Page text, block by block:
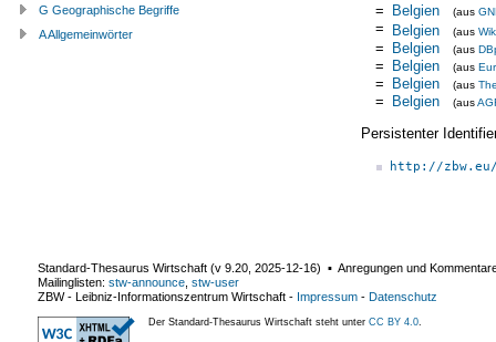
= Belgien (aus
= Belgien (aus
= Belgien (aus
= Belgien (aus
= Belgien (aus
= Belgien (aus
Persistenter
http://
G Geographische Begriffe
A Allgemeinwörter
Standard-Thesaurus Wirtschaft (v 9.20 2025-12-16) ▪ Anregungen und
Mailinglisten: stw-announce stw-user
ZBW - Leibniz-Informationszentrum Wirtschaft - Impressum - Datenschutz
Der Standard-Thesaurus Wirtschaft steht unter CC BY 4.0